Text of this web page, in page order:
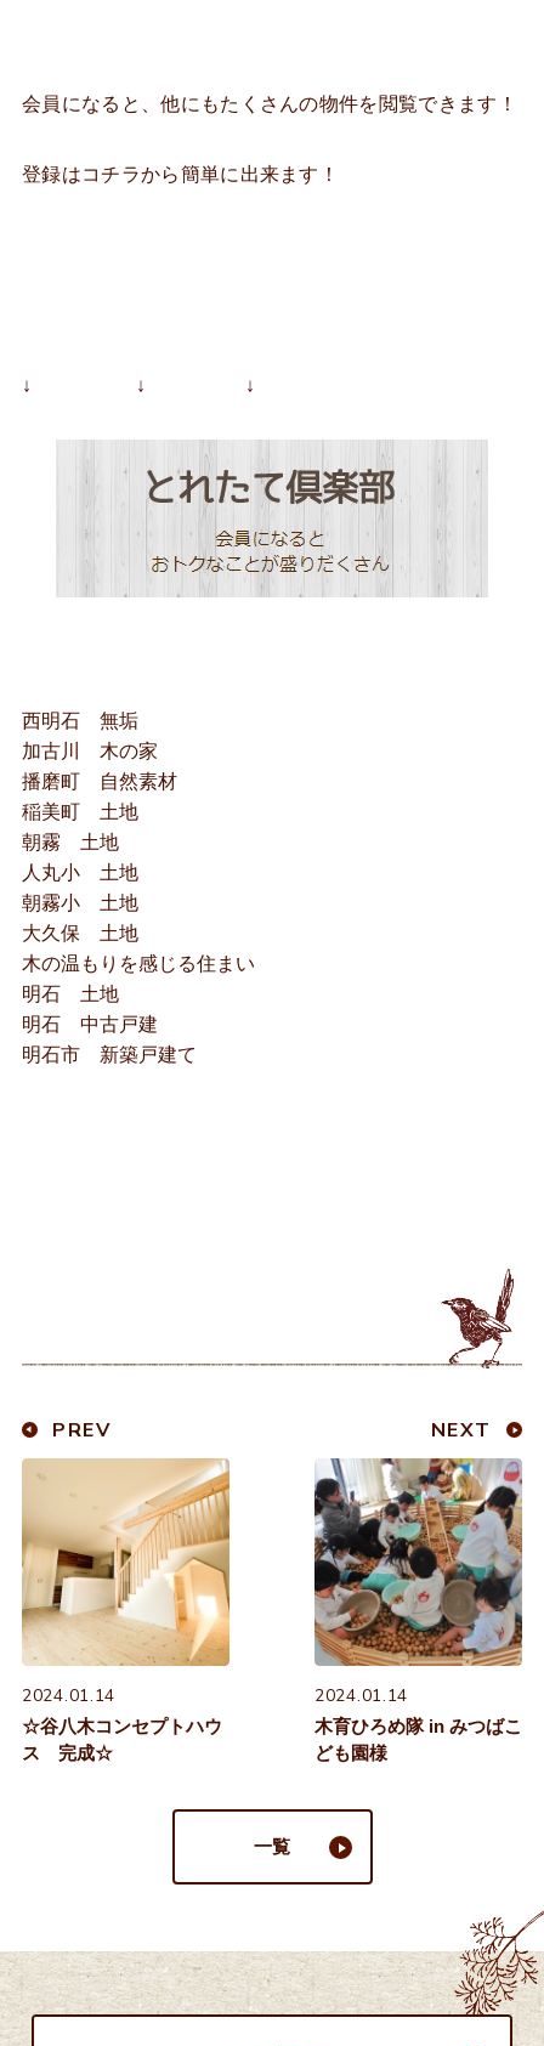
会員になると、他にもたくさんの物件を閲覧できます！
登録はコチラから簡単に出来ます！
↓ ↓ ↓
西明石 無垢
加古川 木の家
播磨町 自然素材
稲美町 土地
朝霧 土地
人丸小 土地
朝霧小 土地
大久保 土地
木の温もりを感じる住まい
明石 土地
明石 中古戸建
明石市 新築戸建て
PREV
2024.01.14
☆谷八木コンセプトハウ
ス 完成☆
NEXT
2024.01.14
木育ひろめ隊 in みつばこ
ども園様
一覧